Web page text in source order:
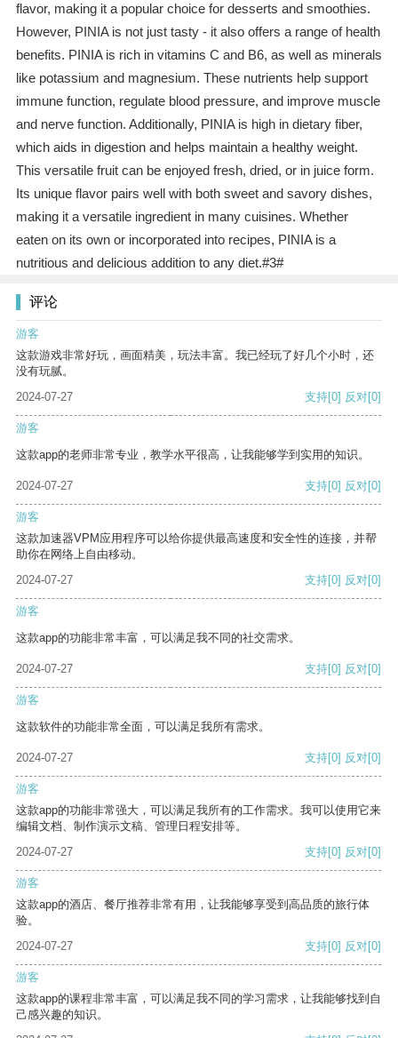
flavor, making it a popular choice for desserts and smoothies.
However, PINIA is not just tasty - it also offers a range of health
benefits. PINIA is rich in vitamins C and B6, as well as minerals
like potassium and magnesium. These nutrients help support
immune function, regulate blood pressure, and improve muscle
and nerve function. Additionally, PINIA is high in dietary fiber,
which aids in digestion and helps maintain a healthy weight.
This versatile fruit can be enjoyed fresh, dried, or in juice form.
Its unique flavor pairs well with both sweet and savory dishes,
making it a versatile ingredient in many cuisines. Whether
eaten on its own or incorporated into recipes, PINIA is a
nutritious and delicious addition to any diet.#3#
评论
游客
这款游戏非常好玩，画面精美，玩法丰富。我已经玩了好几个小时，还
没有玩腻。
2024-07-27
支持[0] 反对[0]
游客
这款app的老师非常专业，教学水平很高，让我能够学到实用的知识。
2024-07-27 支持[0] 反对[0]
游客
这款加速器VPM应用程序可以给你提供最高速度和安全性的连接，并帮
助你在网络上自由移动。
2024-07-27
支持[0] 反对[0]
游客
这款app的功能非常丰富，可以满足我不同的社交需求。
2024-07-27 支持[0] 反对[0]
游客
这款软件的功能非常全面，可以满足我所有需求。
2024-07-27 支持[0] 反对[0]
游客
这款app的功能非常强大，可以满足我所有的工作需求。我可以使用它来
编辑文档、制作演示文稿、管理日程安排等。
2024-07-27
支持[0] 反对[0]
游客
这款app的酒店、餐厅推荐非常有用，让我能够享受到高品质的旅行体
验。
2024-07-27
支持[0] 反对[0]
游客
这款app的课程非常丰富，可以满足我不同的学习需求，让我能够找到自
己感兴趣的知识。